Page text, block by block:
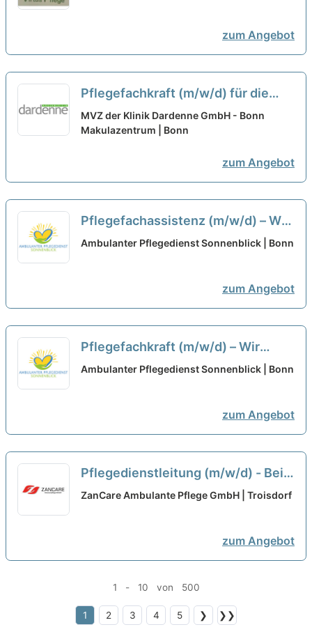
zum Angebot
Pflegefachkraft (m/w/d) für die
Ambulanz in Bonn (Montag bis
Donnerstag) – Pflege von
MVZ der Klinik Dardenne GmbH - Bonn
Makulazentrum | Bonn
zum Angebot
Pflegefachassistenz (m/w/d) – Wir
haben den passenden Job für Dich!
Ambulanter Pflegedienst Sonnenblick | Bonn
zum Angebot
Pflegefachkraft (m/w/d) – Wir
haben den passenden Job für Dich!
Ambulanter Pflegedienst Sonnenblick | Bonn
zum Angebot
Pflegedienstleitung (m/w/d) - Bei
uns startet Deine Karriere! neu
ZanCare Ambulante Pflege GmbH | Troisdorf
zum Angebot
1 - 10 von 500
1 2 3 4 5 ❯ ❯❯